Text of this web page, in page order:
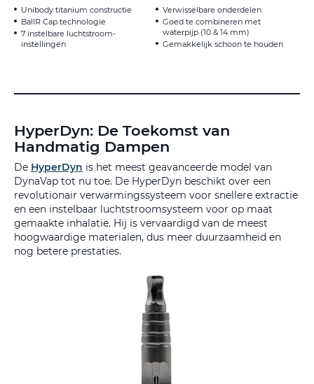
Unibody titanium constructie
BallR Cap technologie
7 instelbare luchtstroom-
instellingen
Verwisselbare onderdelen
Goed te combineren met
waterpijp (10 & 14 mm)
Gemakkelijk schoon te houden
HyperDyn: De Toekomst van
Handmatig Dampen
De HyperDyn is het meest geavanceerde model van
DynaVap tot nu toe. De HyperDyn beschikt over een
revolutionair verwarmingssysteem voor snellere extractie
en een instelbaar luchtstroomsysteem voor op maat
gemaakte inhalatie. Hij is vervaardigd van de meest
hoogwaardige materialen, dus meer duurzaamheid en
nog betere prestaties.